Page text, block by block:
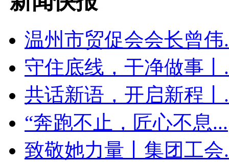
温州市贸促会会长曾伟
守住底线，干净做事丨
共话新语，开启新程丨
“奔跑不止，匠心不息...
致敬她力量丨集团工会